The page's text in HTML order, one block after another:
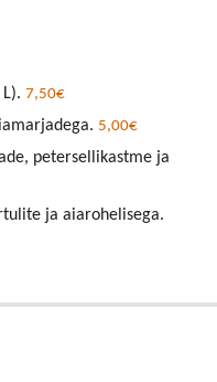
7,50€
5,00€
petersellikastme ja
ja aiarohelisega.